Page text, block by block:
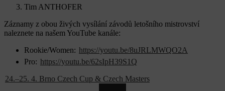
Tim ANTHOFER
Záznamy z obou živých vysílání závodů letošního mistrovství
naleznete na našem YouTube kanále:
Rookie/Women: https://youtu.be/8uJRLMWQO2A
Pro: https://youtu.be/62sIpH39S1Q
24.–25. 4. Brno Czech Cup & Czech Masters